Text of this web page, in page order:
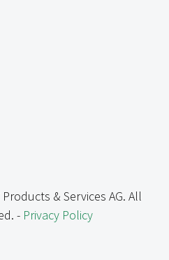
& Services AG. All
- Privacy Policy